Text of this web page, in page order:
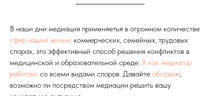
В наши дни медиация применяетья в огромном количестве
сфер нашей жизни: коммерческих, семейных, трудовых
спорах, это эффективный способ решения конфликтов в
медицинской и образовательной среде. Я как медиатор
работаю со всеми видами споров. Давайте обсудим
возможно ли посредством медиации решить вашу